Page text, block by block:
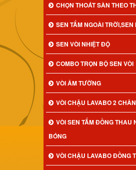
CHỌN THOÁT SÀN THEO
SEN TẮM NGOÀI TRỜI,SEN
SEN VÒI NHIỆT ĐỘ
COMBO TRỌN BỘ SEN VÒI
VÒI ÂM TƯỜNG
VÒI CHẬU LAVABO 2
VÒI SEN TẮM ĐỒNG THAU
BÓNG
VÒI CHẬU LAVABO ĐỒNG